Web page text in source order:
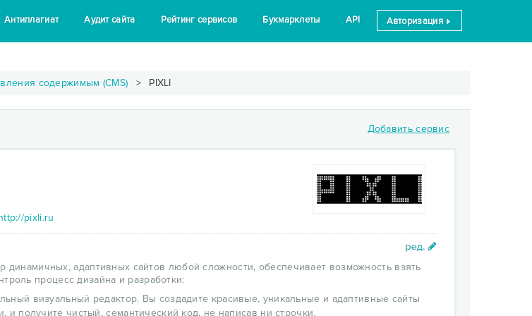
Антиплагиат Аудит сайта Рейтинг сервисов Букмарклеты API Авторизация
содержимым (CMS) PIXLI
Добавить сервис
pixli.ru
динамичных, адаптивных сайтов любой сложности, обеспечивает возможность взять
процесс дизайна и разработки:
визуальный редактор. Вы создадите красивые, уникальные и адаптивные сайты
и получите чистый, семантический код, не написав ни строчки.